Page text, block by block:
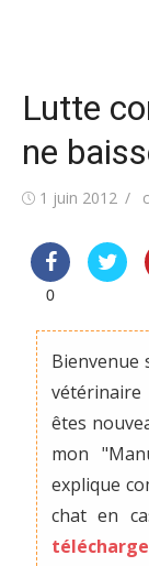
Lutte
ne
Posted
1 juin 2012
0
Bienvenue
êtes
mon
explique
chat en